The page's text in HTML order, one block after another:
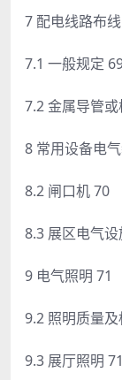
7 配电线路布
7.1 一般规定
7.2 金属导管
8 常用设备电
8.2 闸口机 70
8.3 展区电气
9 电气照明 71
9.2 照明质量及
9.3 展厅照明 71